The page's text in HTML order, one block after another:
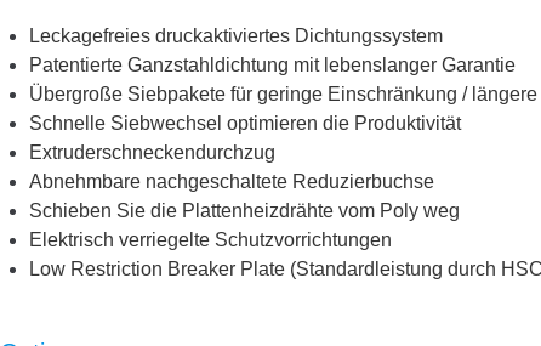
Leckagefreies druckaktiviertes Dichtungssystem
Patentierte Ganzstahldichtung mit lebenslanger Garantie
Übergroße Siebpakete für geringe Einschränkung /
Schnelle Siebwechsel optimieren die Produktivität
Extruderschneckendurchzug
Abnehmbare nachgeschaltete Reduzierbuchse
Schieben Sie die Plattenheizdrähte vom Poly weg
Elektrisch verriegelte Schutzvorrichtungen
Low Restriction Breaker Plate (Standardleistung durch